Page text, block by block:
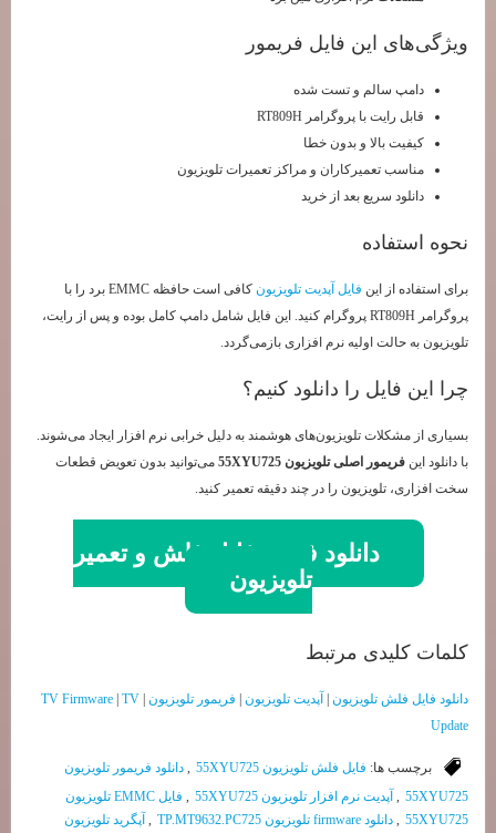
ویژگی‌های این فایل فریمور
دامپ سالم و تست شده
قابل رایت با پروگرامر RT809H
کیفیت بالا و بدون خطا
مناسب تعمیرکاران و مراکز تعمیرات تلویزیون
دانلود سریع بعد از خرید
نحوه استفاده
برای استفاده از این فایل آپدیت تلویزیون
کافی است حافظه EMMC برد را با
پروگرامر RT809H پروگرام کنید. این فایل شامل دامپ کامل بوده و پس از رایت،
تلویزیون به حالت اولیه نرم افزاری بازمی‌گردد.
چرا این فایل را دانلود کنیم؟
بسیاری از مشکلات تلویزیون‌های هوشمند به دلیل خرابی نرم افزار ایجاد می‌شوند.
با دانلود این فریمور اصلی تلویزیون 55XYU725
می‌توانید بدون تعویض قطعات
سخت افزاری، تلویزیون را در چند دقیقه تعمیر کنید.
دانلود فوری فایل فلش و تعمیر
تلویزیون
کلمات کلیدی مرتبط
دانلود فایل فلش تلویزیون | آپدیت تلویزیون | فریمور تلویزیون |
TV Firmware | TV
Update
برچسب ها: فایل فلش تلویزیون 55XYU725
دانلود فریمور تلویزیون
55XYU725
آپدیت نرم افزار تلویزیون 55XYU725
فایل EMMC تلویزیون
55XYU725
دانلود firmware تلویزیون TP.MT9632.PC725
آپگرید تلویزیون